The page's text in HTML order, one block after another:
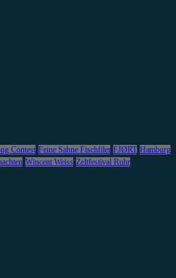
Contest Feine Sahne Fischfilet FJØRT Hamburg
Wincent Weiss Zeltfestival Ruhr